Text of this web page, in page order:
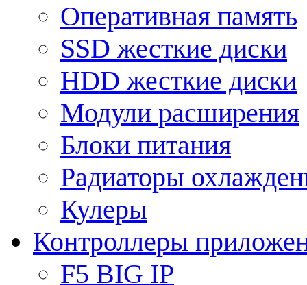
Оперативная память
SSD жесткие диски
HDD жесткие диски
Модули расширения
Блоки питания
Радиаторы
Кулеры
Контроллеры
F5 BIG IP